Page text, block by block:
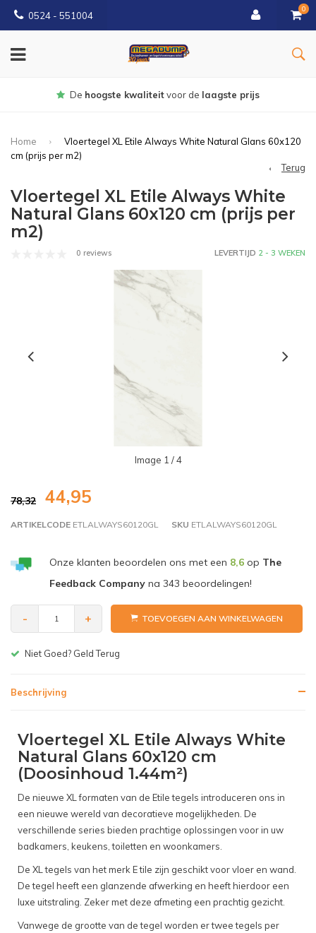
0524 - 551004
0
Gratisbezorgd vanaf €150
Home
Vloertegel XL Etile Always White Natural Glans 60x120
cm (prijs per m2)
Terug
Vloertegel XL Etile Always White
Natural Glans 60x120 cm (prijs per
m2)
0 reviews LEVERTIJD 2 - 3 WEKEN
Image 1 / 4
78,32 44,95
ARTIKELCODE ETLALWAYS60120GL SKU ETLALWAYS60120GL
Onze klanten beoordelen ons met een 8,6op The
Feedback Companyna 343 beoordelingen!
- + TOEVOEGEN AAN WINKELWAGEN
Gratis bezorgen v.a. € 150,-(NL)
Beschrijving
Vloertegel XL Etile Always White
Natural Glans 60x120 cm
(Doosinhoud 1.44m²)
De nieuwe XL formaten van de Etile tegels introduceren ons in
een nieuwe wereld van decoratieve mogelijkheden. De
verschillende series bieden prachtige oplossingen voor in uw
badkamers, keukens, toiletten en woonkamers.
De XL tegels van het merk E tile zijn geschikt voor vloer en wand.
De tegel heeft een glanzende afwerking en heeft hierdoor een
luxe uitstraling. Zeker met deze afmeting een prachtig gezicht.
Vanwege de grootte van de tegel worden er twee tegels per